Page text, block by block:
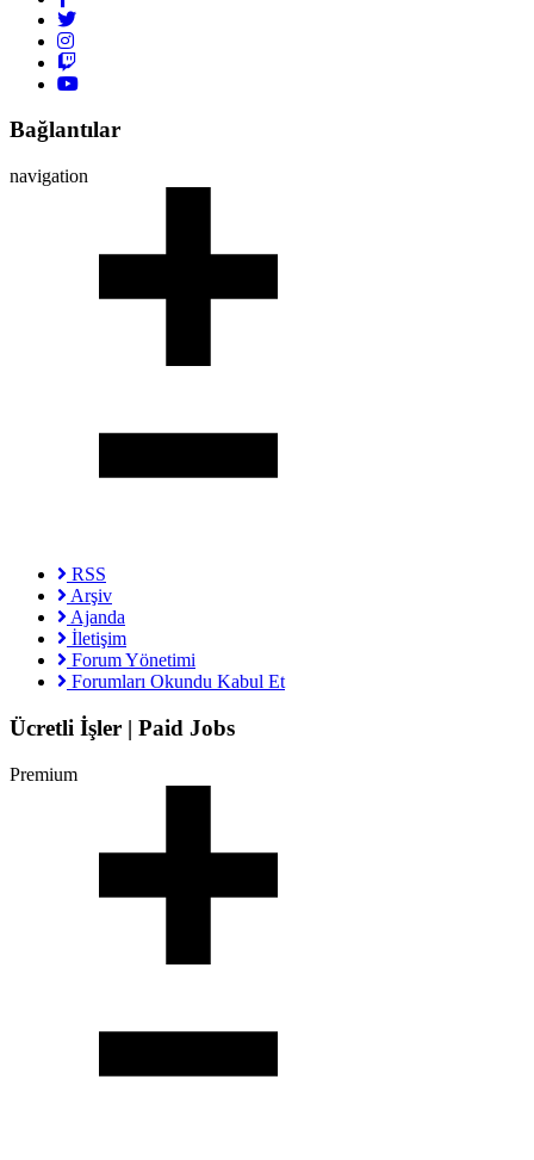
Bağlantılar
navigation
RSS
Arşiv
Ajanda
İletişim
Forum Yönetimi
Forumları Okundu Kabul Et
Ücretli İşler | Paid Jobs
Premium